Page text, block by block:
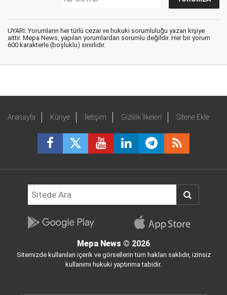
UYARI: Yorumların her türlü cezai ve hukuki sorumluluğu yazan kişiye
aittir. Mepa News, yapılan yorumlardan sorumlu değildir. Her bir yorum
600 karakterle (boşluklu) sınırlıdır.
Anasayfa Künye İletişim Gizlilik İlkeleri Sitene Ekle
Mepa News © 2026
Sitemizde kullanılan içerik ve görsellerin tüm hakları saklıdır, izinsiz
kullanımı hukuki yaptırıma tabidir.